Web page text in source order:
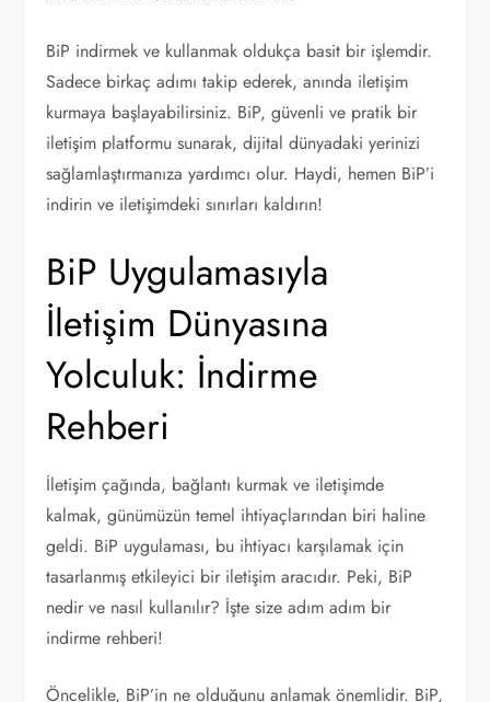
BiP indirmek ve kullanmak oldukça basit bir işlemdir.
Sadece birkaç adımı takip ederek, anında iletişim
kurmaya başlayabilirsiniz. BiP, güvenli ve pratik bir
iletişim platformu sunarak, dijital dünyadaki yerinizi
sağlamlaştırmanıza yardımcı olur. Haydi, hemen BiP’i
indirin ve iletişimdeki sınırları kaldırın!
BiP Uygulamasıyla
İletişim Dünyasına
Yolculuk: İndirme
Rehberi
İletişim çağında, bağlantı kurmak ve iletişimde
kalmak, günümüzün temel ihtiyaçlarından biri haline
geldi. BiP uygulaması, bu ihtiyacı karşılamak için
tasarlanmış etkileyici bir iletişim aracıdır. Peki, BiP
nedir ve nasıl kullanılır? İşte size adım adım bir
indirme rehberi!
Öncelikle, BiP’in ne olduğunu anlamak önemlidir. BiP,